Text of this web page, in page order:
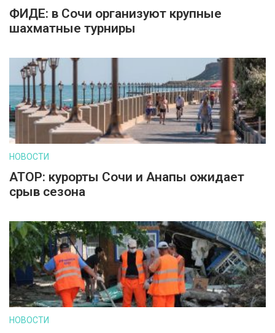
ФИДЕ: в Сочи организуют крупные
шахматные турниры
НОВОСТИ
АТОР: курорты Сочи и Анапы ожидает
срыв сезона
НОВОСТИ